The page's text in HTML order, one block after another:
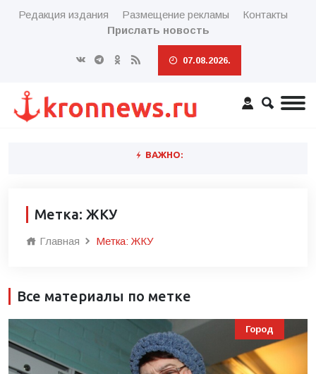
Редакция издания Размещение рекламы
Контакты
Прислать новость
07.08.2026.
ВАЖНО:
Метка: ЖКУ
Главная Метка: ЖКУ
Все материалы по метке
Город